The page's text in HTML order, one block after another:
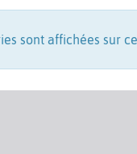
sont affichées sur